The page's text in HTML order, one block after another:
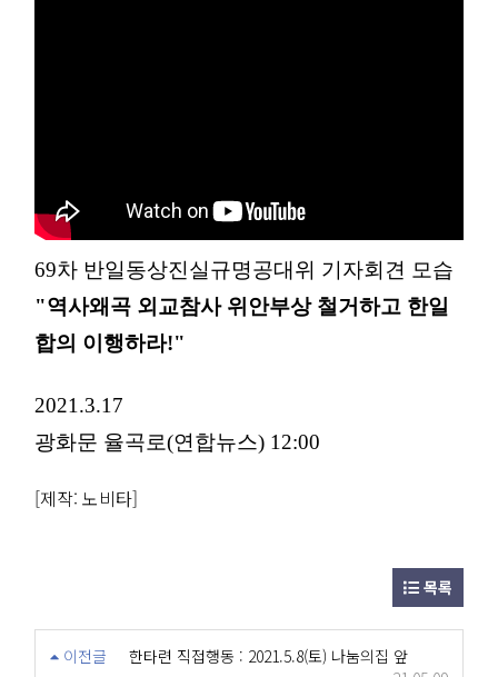
69차 반일동상진실규명공대위 기자회견 모습
"역사왜곡 외교참사 위안부상 철거하고 한일
합의 이행하라!"
2021.3.17
광화문 율곡로(연합뉴스) 12:00
[제작: 노비타]
목록
이전글
한타련 직접행동 : 2021.5.8(토) 나눔의집 앞